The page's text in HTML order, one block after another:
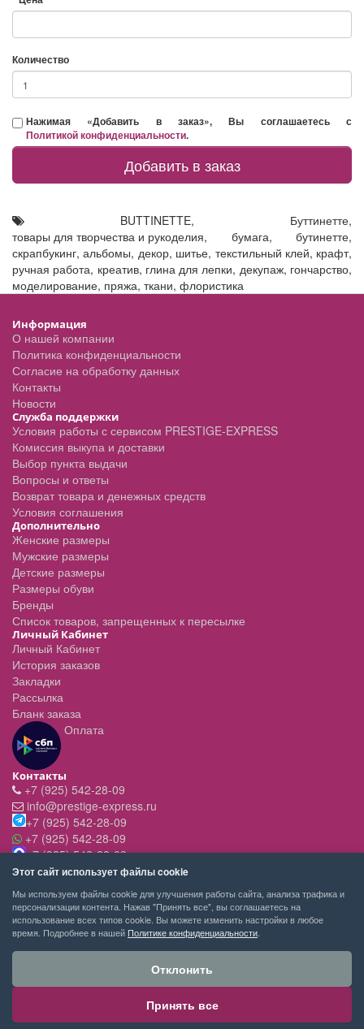
Количество
Нажимая «Добавить в заказ», Вы соглашаетесь с
Политикой конфиденциальности.
Добавить в заказ
BUTTINETTE, Буттинетте,
товары для творчества и рукоделия, бумага, бутинетте,
скрапбукинг,альбомы, декор, шитье, текстильный клей, крафт,
ручная работа, креатив, глина для лепки, декупаж, гончарство,
моделирование, пряжа, ткани, флористика
Информация
О нашей компании
Политика конфиденциальности
Согласие на обработку данных
Контакты
Новости
Служба поддержки
Условия работы с сервисом PRESTIGE-EXPRESS
Комиссия выкупа и доставки
Выбор пункта выдачи
Вопросы и ответы
Возврат товара и денежных средств
Условия соглашения
Дополнительно
Женские размеры
Мужские размеры
Детские размеры
Размеры обуви
Бренды
Список товаров, запрещенных к пересылке
Личный Кабинет
Личный Кабинет
История заказов
Закладки
Рассылка
Бланк заказа
Оплата
Контакты
+7 (925) 542-28-09
info@prestige-express.ru
+7 (925) 542-28-09
+7 (925) 542-28-09
+7 (925) 542-28-09
Режим работы:
- вт-пт с 11:00 до 20:00
- сб - c 11.00 до 19.00
- вск,пн - выходной
PRESTIGE-EXPRESS сервис покупок © 2026
Этот сайт использует файлы cookie
Мы используем файлы cookie для улучшения работы сайта, анализа трафика и
персонализации контента. Нажав "Принять все", вы соглашаетесь на
использование всех типов cookie. Вы можете изменить настройки в любое
время. Подробнее в нашей Политике конфиденциальности
Отклонить
Принять все